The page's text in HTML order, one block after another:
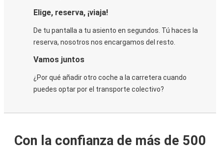
Elige, reserva, ¡viaja!
De tu pantalla a tu asiento en segundos. Tú haces la
reserva, nosotros nos encargamos del resto.
Vamos juntos
¿Por qué añadir otro coche a la carretera cuando
puedes optar por el transporte colectivo?
Con la confianza de más de 500